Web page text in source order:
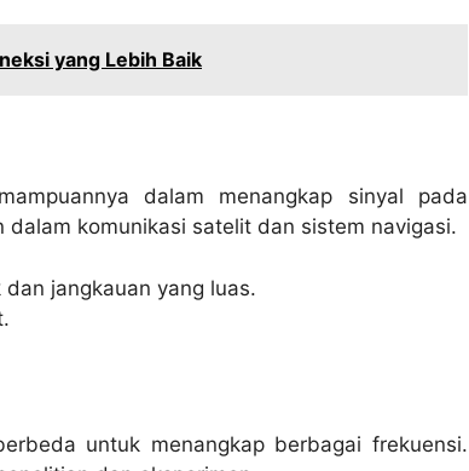
yang Lebih Baik
dalam menangkap sinyal pada
komunikasi satelit dan sistem navigasi.
jangkauan yang luas.
untuk menangkap berbagai frekuensi.